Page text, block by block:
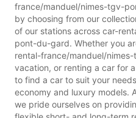
france/manduel/nimes-tgv-
by choosing from our
of our stations across car-
pont-du-gard. Whether you
rental-france/manduel/
vacation, or renting a car for
to find a car to suit your
economy and luxury models.
we pride ourselves on